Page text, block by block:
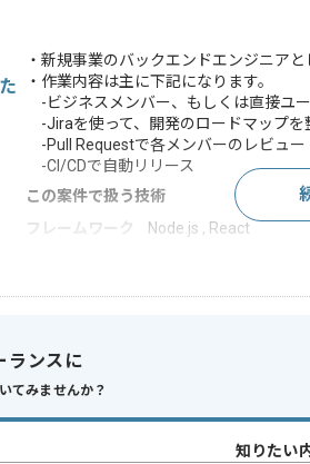
・新規事業のバックエンドエンジニア
・作業内容は主に下記になります。
-ビジネスメンバー、もしくは直接ユ
-Jiraを使って、開発のロードマップを
-Pull Requestで各メンバーのレビュー
-CI/CDで自動リリース
この案件で扱う技術
フレームワーク
Node.js , React
特徴
新規立ち上げ , 20代活
求めるスキル
・チームでのソフトウェア開発の経験
ランスに
てみませんか？
知りたい